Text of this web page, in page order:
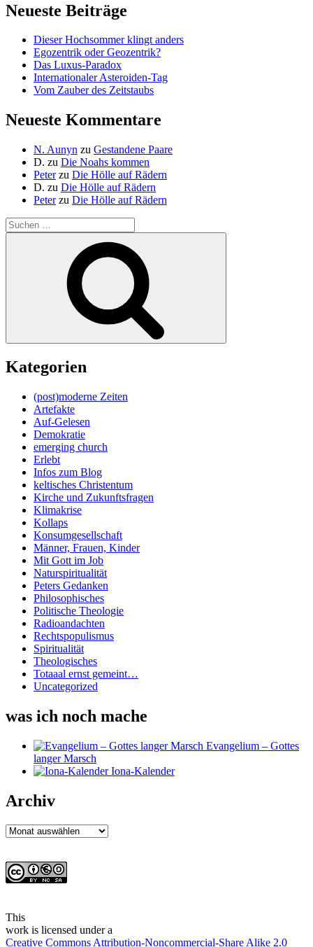
Neueste Beiträge
Dieser Hochsommer klingt anders
Egozentrik oder Geozentrik?
Das Luxus-Paradox
Internationaler Asteroiden-Tag
Vom Zauber des Zeitstaubs
Neueste Kommentare
N. Aunyn zu Gestandene Paare
D. zu Die Noahs kommen
Peterzu Die Hölle auf Rädern
D. zu Die Hölle auf Rädern
Peterzu Die Hölle auf Rädern
Suche
nach:
Kategorien
(post)moderne Zeiten
Artefakte
Auf-Gelesen
Demokratie
emerging church
Erlebt
Infos zum Blog
keltisches Christentum
Kirche und Zukunftsfragen
Klimakrise
Kollaps
Konsumgesellschaft
Männer, Frauen, Kinder
Mit Gott im Job
Naturspiritualität
Peters Gedanken
Philosophisches
Politische Theologie
Radioandachten
Rechtspopulismus
Spiritualität
Theologisches
Totaaal ernst gemeint…
Uncategorized
was ich noch mache
Evangelium – Gottes
langer Marsch
Iona-Kalender
Archiv
Archiv
This
work is licensed under a
Creative Commons Attribution-Noncommercial-Share Alike 2.0